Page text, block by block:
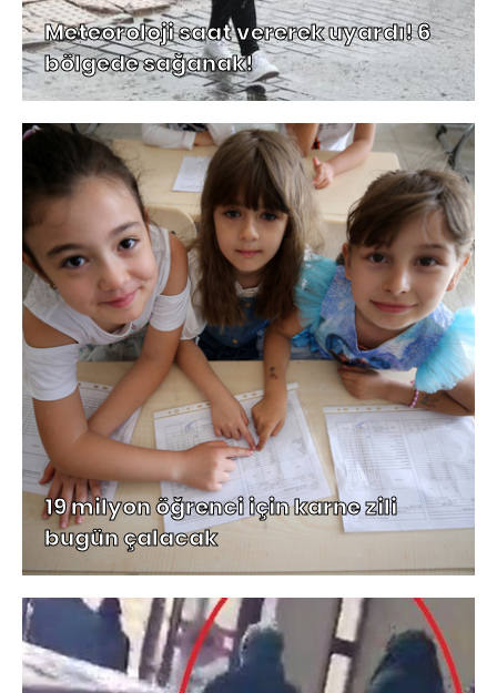
Meteoroloji saat vererek uyardı! 6
bölgede sağanak!
19 milyon öğrenci için karne zili
bugün çalacak